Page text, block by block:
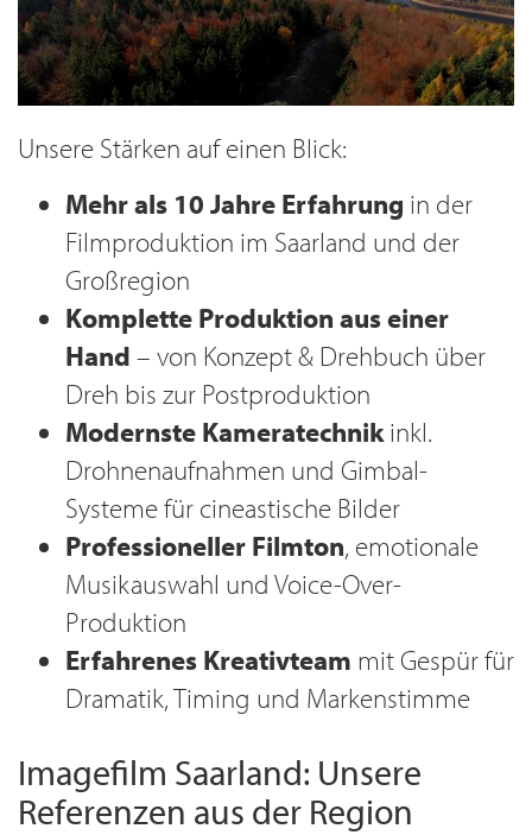
Unsere Stärken auf einen Blick:
Mehr als 10 Jahre Erfahrung in der
Filmproduktion im Saarland und der
Großregion
Komplette Produktion aus einer
Hand – von Konzept & Drehbuch über
Dreh bis zur Postproduktion
Modernste Kameratechnik inkl.
Drohnenaufnahmen und Gimbal-
Systeme für cineastische Bilder
Professioneller Filmton, emotionale
Musikauswahl und Voice-Over-
Produktion
Erfahrenes Kreativteam mit Gespür für
Dramatik, Timing und Markenstimme
Imagefilm Saarland: Unsere
Referenzen aus der Region